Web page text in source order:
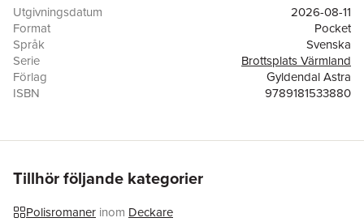
om det inte vore nog tvingas hon samarbeta med kollegan Tom,
ett präktigt rövhål som hon helst vill skicka långt åt helvete.
MedMordet på Raggarkungen
tar Hannah A. Helseth oss rakt
in i raggarkulturen: En värld fylld av lojalitet, långburkar, skrotiga
bilar, Värmlands mörka skogar och blanka sjöar. Mitt i detta
universum står Amanda: skärpt, driven och orädd. Men också
Helseths nya deckarserie Brottsplats Värmland om polisen
Utgivningsdatum
2026-08-11
Format
Pocket
Språk
Svenska
Serie
Brottsplats Värmland
Förlag
Gyldendal Astra
ISBN
9789181533880
Tillhör följande kategorier
Polisromaner inom Deckare